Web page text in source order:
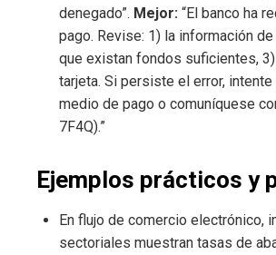
denegado”. Mejor: “El banco ha
pago. Revise: 1) la información
que existan fondos suficientes,
tarjeta. Si persiste el error, intente
medio de pago o comuníquese
7F4Q).”
Ejemplos prácticos y
En flujo de comercio electrónico,
sectoriales muestran tasas de